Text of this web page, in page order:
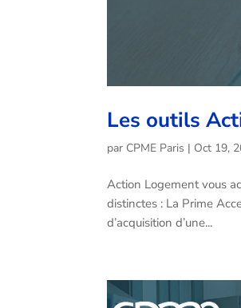
Les outils
par CPME Paris | Oct 19,
Action Logement vous
distinctes : La Prime
d’acquisition d’une...